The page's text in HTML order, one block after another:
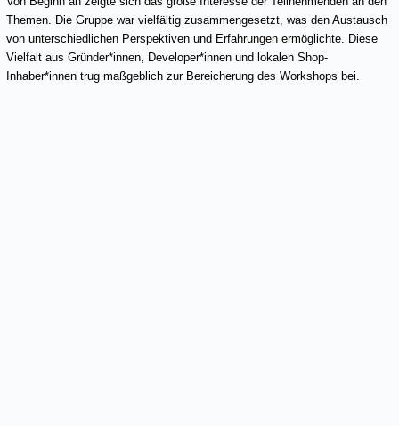
Themen. Die Gruppe war vielfältig zusammengesetzt, was den Austausch
von unterschiedlichen Perspektiven und Erfahrungen ermöglichte. Diese
Vielfalt aus Gründer*innen, Developer*innen und lokalen Shop-
Inhaber*innen trug maßgeblich zur Bereicherung des Workshops bei.